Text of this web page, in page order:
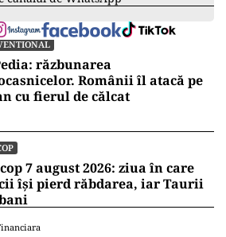
răzbunarea
Românii îl atacă pe
cu fierul de călcat
7 august 2026: ziua în care
își pierd răbdarea, iar Taurii